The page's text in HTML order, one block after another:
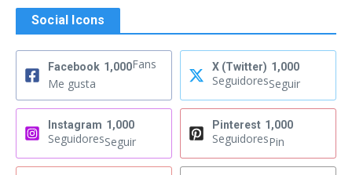
Social Icons
Facebook 1,000Fans
Me gusta
X (Twitter) 1,000
SeguidoresSeguir
Instagram 1,000
SeguidoresSeguir
Pinterest 1,000
SeguidoresPin